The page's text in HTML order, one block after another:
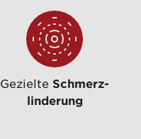
Gezielte Schmerz-
linderung